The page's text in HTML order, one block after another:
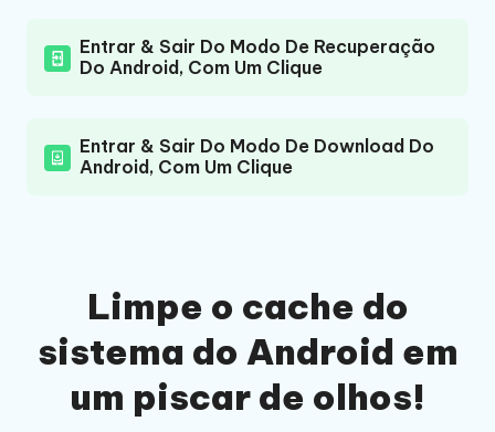
Entrar & Sair Do Modo De Recuperação
Do Android, Com Um Clique
Entrar & Sair Do Modo De Download Do
Android, Com Um Clique
Limpe o cache do
sistema do Android em
um piscar de olhos!